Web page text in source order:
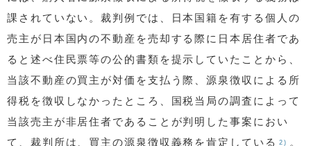
課されていない。裁判例では、日本国籍を有する個人の
売主が日本国内の不動産を売却する際に日本居住者であ
ると述べ住民票等の公的書類を提示していたことから、
当該不動産の買主が対価を支払う際、源泉徴収による所
得税を徴収しなかったところ、国税当局の調査によって
当該売主が非居住者であることが判明した事案におい
て、裁判所は、買主の源泉徴収義務を肯定している
2)
。